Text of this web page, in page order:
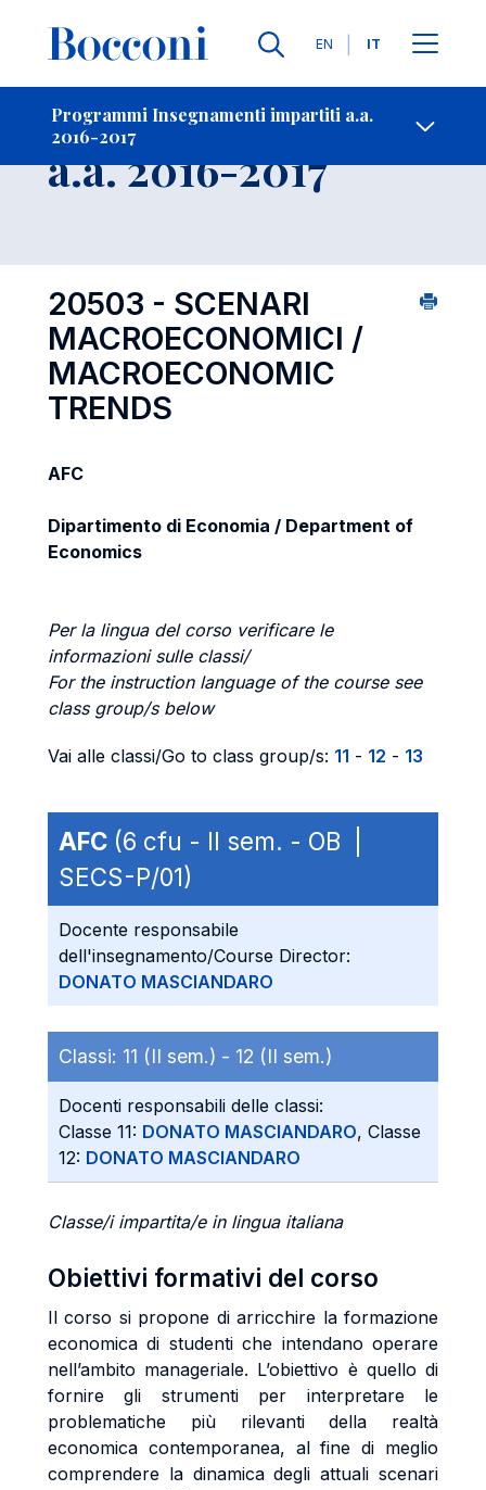
Lingue
EN IT
Programmi Insegnamenti impartiti a.a.
2016-2017
-
Insegnamento
a.a. 2016-2017
20503 - SCENARI
MACROECONOMICI /
MACROECONOMIC
TRENDS
AFC
Dipartimento di Economia / Department of
Economics
Per la lingua del corso verificare le
informazioni sulle classi/
For the instruction language of the course see
class group/s below
Vai alle classi/Go to class group/s: 11 - 12 - 13
AFC (6 cfu - II sem. - OB |
SECS-P/01)
Docente responsabile
dell'insegnamento/Course Director:
DONATO MASCIANDARO
Classi: 11 (II sem.) - 12 (II sem.)
Docenti responsabili delle classi:
Classe 11: DONATO MASCIANDARO, Classe
12: DONATO MASCIANDARO
Classe/i impartita/e in lingua italiana
Obiettivi formativi del corso
Il corso si propone di arricchire la formazione
economica di studenti che intendano operare
nell’ambito manageriale. L’obiettivo è quello di
fornire gli strumenti per interpretare le
problematiche più rilevanti della realtà
economica contemporanea, al fine di meglio
comprendere la dinamica degli attuali scenari